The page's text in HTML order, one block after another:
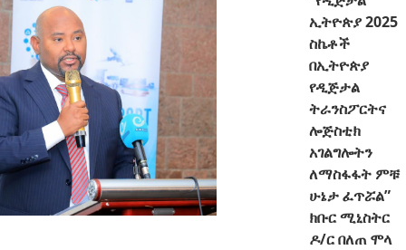
ኢትዮጵያ 2025
ስኬቶች
በኢትዮጵያ
የዲጅታል
ትራንስፖርትና
ሎጅስቲክ
አገልግሎትን
ለማስፋፋት ምቹ
ሁኔታ ፈጥሯል”
ክቡር ሚኒስትር
ዶ/ር በለጠ ሞላ